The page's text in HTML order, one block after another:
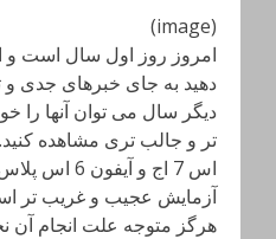
(image)
امروز روز اول سال است و
دهید به جای خبرهای جدی و
دیگر سال می توان آنها را
تر و جالب تری مشاهده
اس 7 اج و
آزمایش عجیب و غریب تر
هرگز متوجه علت انجام آن